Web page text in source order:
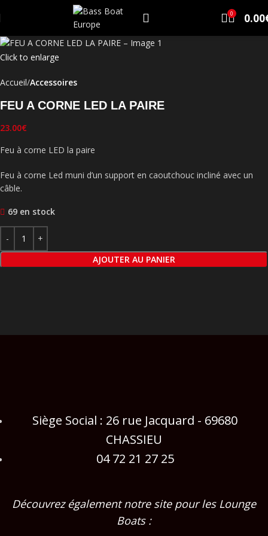
0 0.00
Click to enlarge
Accueil Accessoires
FEU A CORNE LED LA PAIRE
23.00€
Feu à corne LED la paire
Feu à corne Led muni d’un support en caoutchouc incliné avec un
câble.
69 en stock
AJOUTER AU PANIER
Siège Social : 26 rue Jacquard - 69680
CHASSIEU
04 72 21 27 25
Découvrez également notre site pour les Lounge
Boats :